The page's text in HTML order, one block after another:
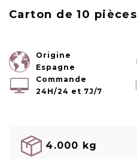
Carton de 10 pièces
Origine
Espagne
Commande
24H/24 et 7J/7
4.000 kg